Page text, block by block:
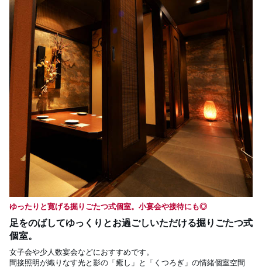
ゆったりと寛げる掘りごたつ式個室。小宴会や接待にも◎
足をのばしてゆっくりとお過ごしいただける掘りごたつ式
個室。
女子会や少人数宴会などにおすすめです。
間接照明が織りなす光と影の「癒し」と「くつろぎ」の情緒個室空間